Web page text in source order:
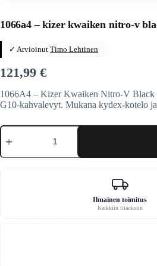
1066a4 – kizer kwaiken nitro-v
✓ Arvioinut Timo Lehtinen
121,99 €
1066A4 – Kizer Kwaiken Nitro-V Black
G10-kahvalevyt. Mukana kydex-kotelo
1066a4
kwaiken
Ilmainen toimitus
Kaikkiin tilauksiin